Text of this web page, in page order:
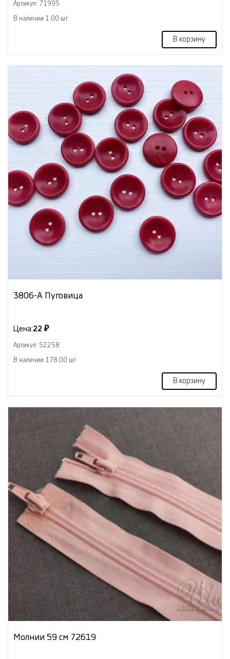
Артикул: 71995
В наличии 1.00 шт
В корзину
3806-А Пуговица
Цена:22 ₽
Артикул: 52258
В наличии 178.00 шт
В корзину
Молнии 59 см 72619